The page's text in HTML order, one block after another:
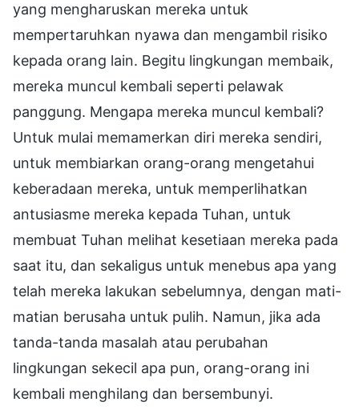
yang mengharuskan mereka untuk
mempertaruhkan nyawa dan mengambil risiko
kepada orang lain. Begitu lingkungan membaik,
mereka muncul kembali seperti pelawak
panggung. Mengapa mereka muncul kembali?
Untuk mulai memamerkan diri mereka sendiri,
untuk membiarkan orang-orang mengetahui
keberadaan mereka, untuk memperlihatkan
antusiasme mereka kepada Tuhan, untuk
membuat Tuhan melihat kesetiaan mereka pada
saat itu, dan sekaligus untuk menebus apa yang
telah mereka lakukan sebelumnya, dengan mati-
matian berusaha untuk pulih. Namun, jika ada
tanda-tanda masalah atau perubahan
lingkungan sekecil apa pun, orang-orang ini
kembali menghilang dan bersembunyi.